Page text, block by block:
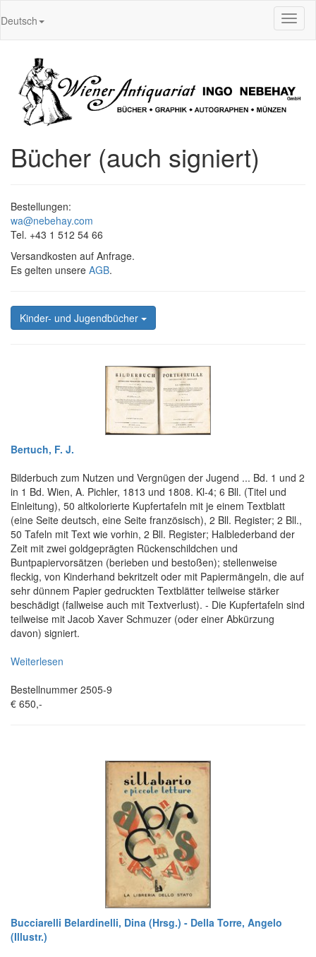
Deutsch
Bücher (auch signiert)
Bestellungen:
wa@nebehay.com
Tel. +43 1 512 54 66
Versandkosten auf Anfrage.
Es gelten unsere AGB.
Kinder- und Jugendbücher
Bertuch, F. J.
Bilderbuch zum Nutzen und Vergnügen der Jugend ... Bd. 1 und 2
in 1 Bd. Wien, A. Pichler, 1813 und 1808. Kl-4; 6 Bll. (Titel und
Einleitung), 50 altkolorierte Kupfertafeln mit je einem Textblatt
(eine Seite deutsch, eine Seite französisch), 2 Bll. Register; 2 Bll.,
50 Tafeln mit Text wie vorhin, 2 Bll. Register; Halblederband der
Zeit mit zwei goldgeprägten Rückenschildchen und
Buntpapiervorsätzen (berieben und bestoßen); stellenweise
fleckig, von Kinderhand bekritzelt oder mit Papiermängeln, die auf
sehr dünnem Papier gedruckten Textblätter teilweise stärker
beschädigt (fallweise auch mit Textverlust). - Die Kupfertafeln sind
teilweise mit Jacob Xaver Schmuzer (oder einer Abkürzung
davon) signiert.
Weiterlesen
Bestellnummer 2505-9
€ 650,-
Bucciarelli Belardinelli, Dina (Hrsg.) - Della Torre, Angelo
(Illustr.)